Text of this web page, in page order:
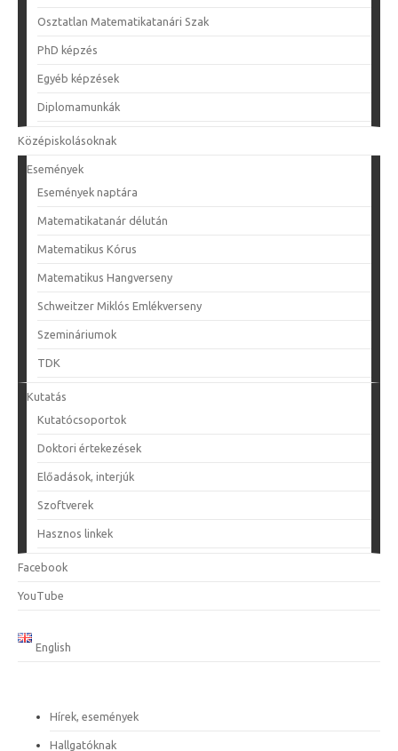
Osztatlan Matematikatanári Szak
PhD képzés
Egyéb képzések
Diplomamunkák
Középiskolásoknak
Események
Események naptára
Matematikatanár délután
Matematikus Kórus
Matematikus Hangverseny
Schweitzer Miklós Emlékverseny
Szemináriumok
TDK
Kutatás
Kutatócsoportok
Doktori értekezések
Előadások, interjúk
Szoftverek
Hasznos linkek
Facebook
YouTube
English
Hírek, események
Hallgatóknak